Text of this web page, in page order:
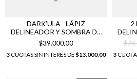
DARK’ULA - LÁPIZ
DELINEADOR Y SOMBRA DE
OJOS
$39.000,00
3CUOTAS SIN INTERÉS DE $13.000,00
2
3